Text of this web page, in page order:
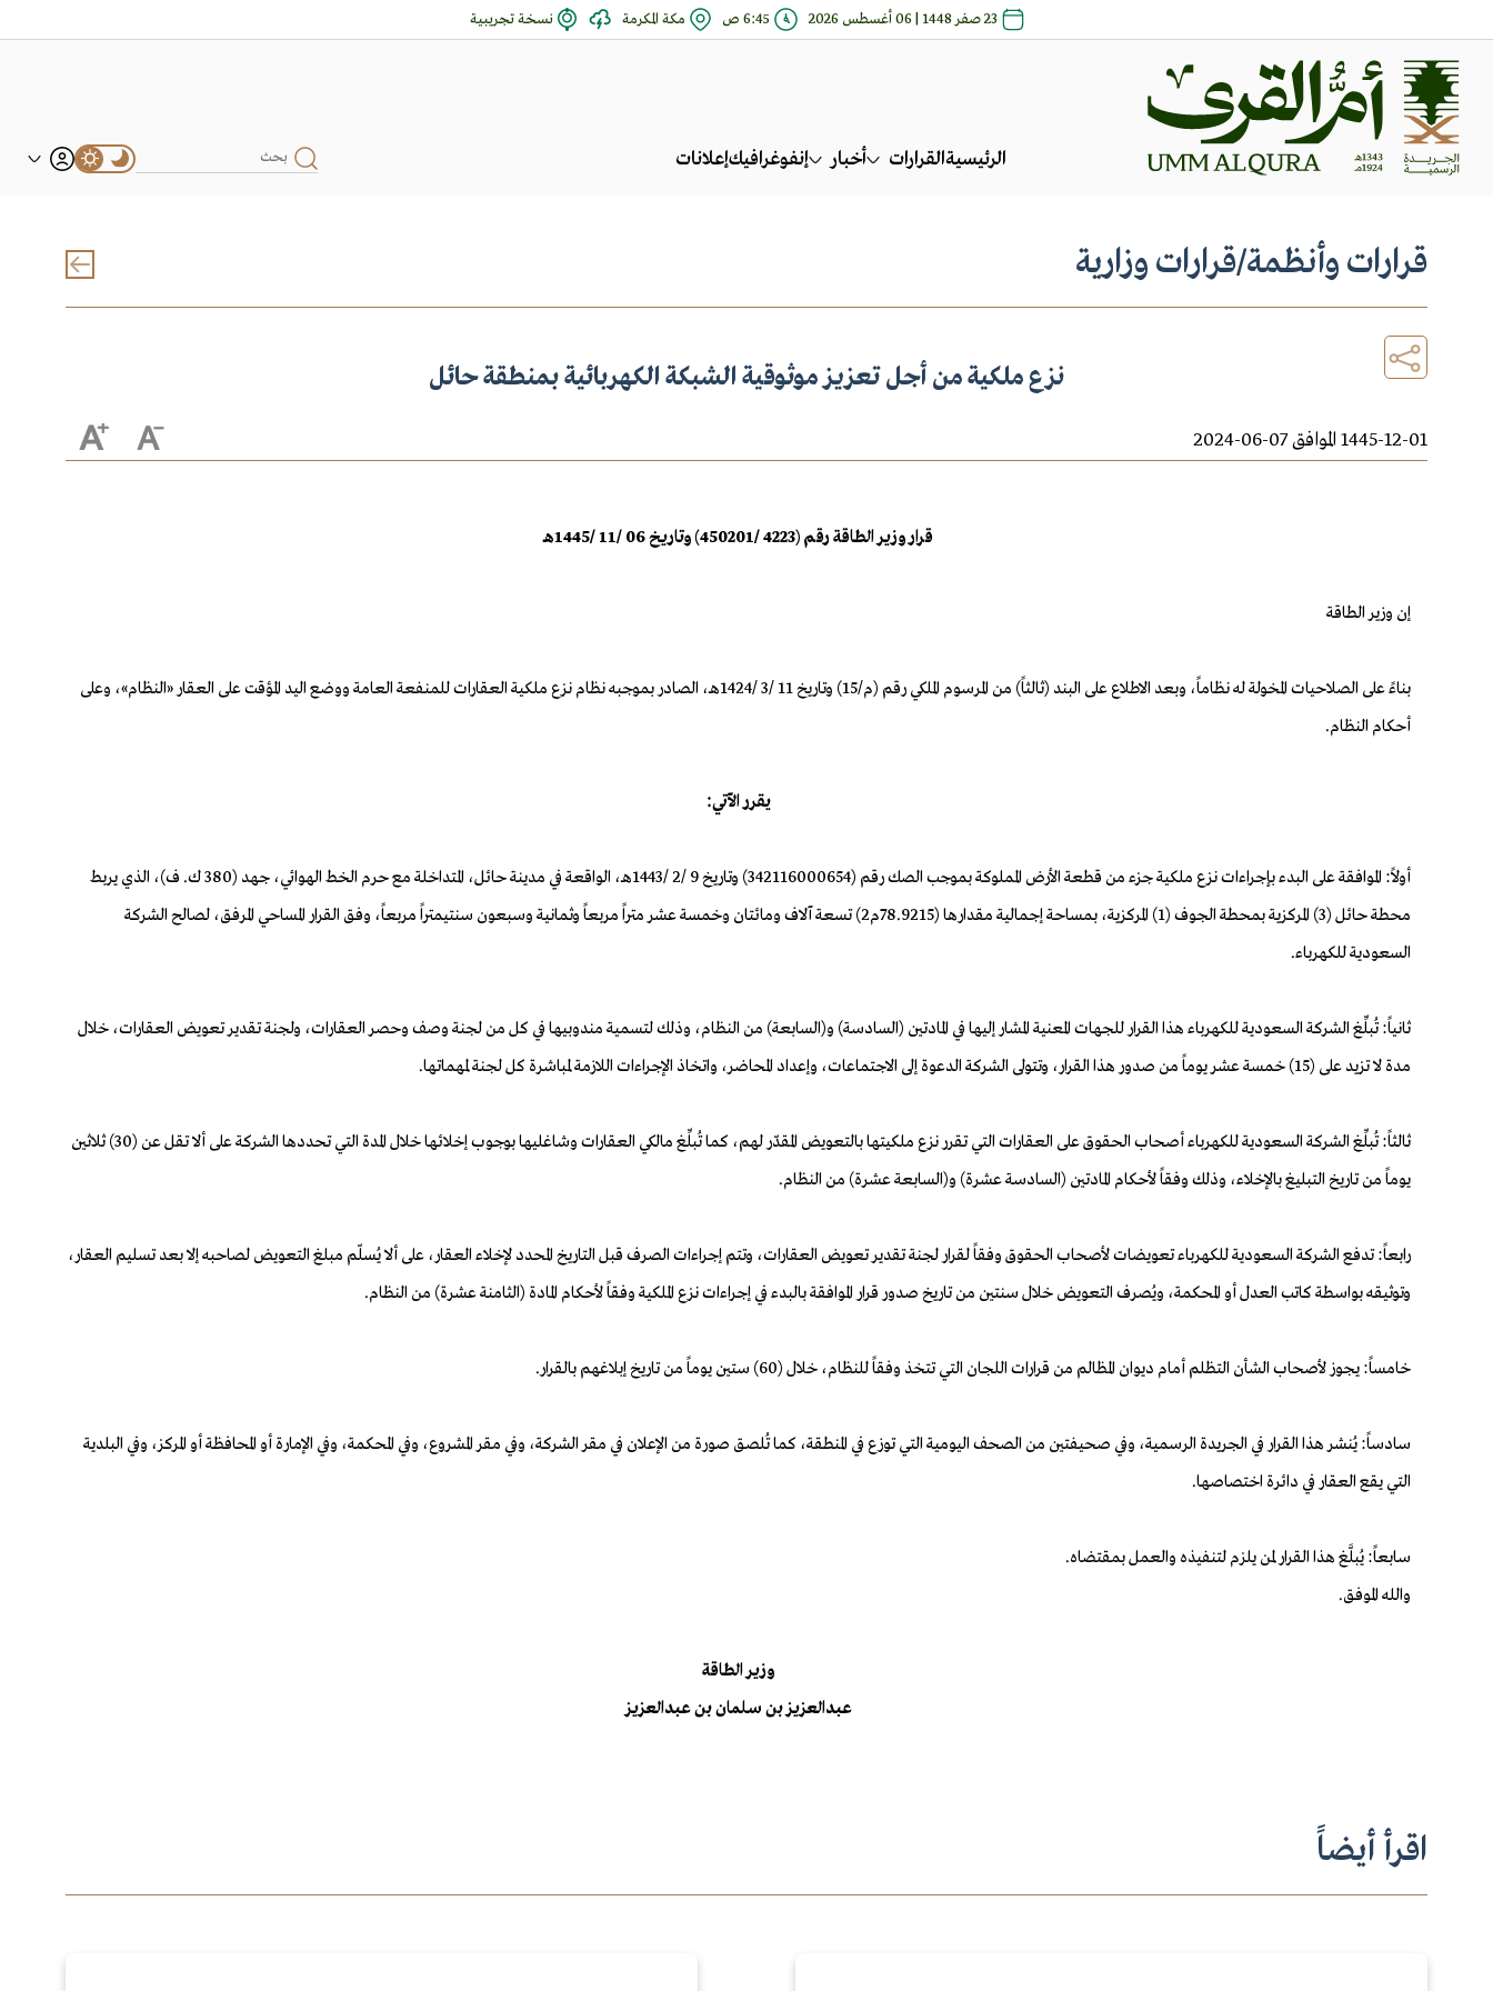
23 صفر 1448 | 06 أغسطس 2026 6:45 ص مكة المكرمة نسخة تجريبية
الرئيسيةالقرارات أخبار إنفوغرافيكإعلانات
قرارات وأنظمة/قرارات وزارية
نزع ملكية من أجل تعزيز موثوقية الشبكة الكهربائية بمنطقة حائل
1445-12-01 الموافق 07-06-2024
قرار وزير الطاقة رقم (4223 /450201) وتاريخ 06 /11 /1445هـ
إن وزير الطاقة
بناءً على الصلاحيات المخولة له نظاماً، وبعد الاطلاع على البند (ثالثاً) من المرسوم الملكي رقم (م/15) وتاريخ 11 /3 /1424هـ، الصادر بموجبه نظام نزع ملكية العقارات للمنفعة العامة ووضع اليد المؤقت على العقار «النظام»، وعلى
أحكام النظام.
يقرر الآتي:
أولاً: الموافقة على البدء بإجراءات نزع ملكية جزء من قطعة الأرض المملوكة بموجب الصك رقم (342116000654) وتاريخ 9 /2 /1443هـ، الواقعة في مدينة حائل، المتداخلة مع حرم الخط الهوائي، جهد (380 ك. ف)، الذي يربط
محطة حائل (3) المركزية بمحطة الجوف (1) المركزية، بمساحة إجمالية مقدارها (78.9215م2) تسعة آلاف ومائتان وخمسة عشر متراً مربعاً وثمانية وسبعون سنتيمتراً مربعاً، وفق القرار المساحي المرفق، لصالح الشركة
السعودية للكهرباء.
ثانياً: تُبلِّغ الشركة السعودية للكهرباء هذا القرار للجهات المعنية المشار إليها في المادتين (السادسة) و(السابعة) من النظام، وذلك لتسمية مندوبيها في كل من لجنة وصف وحصر العقارات، ولجنة تقدير تعويض العقارات، خلال
مدة لا تزيد على (15) خمسة عشر يوماً من صدور هذا القرار، وتتولى الشركة الدعوة إلى الاجتماعات، وإعداد المحاضر، واتخاذ الإجراءات اللازمة لمباشرة كل لجنة لمهماتها.
ثالثاً: تُبلِّغ الشركة السعودية للكهرباء أصحاب الحقوق على العقارات التي تقرر نزع ملكيتها بالتعويض المقدّر لهم، كما تُبلِّغ مالكي العقارات وشاغليها بوجوب إخلائها خلال المدة التي تحددها الشركة على ألا تقل عن (30) ثلاثين
يوماً من تاريخ التبليغ بالإخلاء، وذلك وفقاً لأحكام المادتين (السادسة عشرة) و(السابعة عشرة) من النظام.
رابعاً: تدفع الشركة السعودية للكهرباء تعويضات لأصحاب الحقوق وفقاً لقرار لجنة تقدير تعويض العقارات، وتتم إجراءات الصرف قبل التاريخ المحدد لإخلاء العقار، على ألا يُسلّم مبلغ التعويض لصاحبه إلا بعد تسليم العقار،
وتوثيقه بواسطة كاتب العدل أو المحكمة، ويُصرف التعويض خلال سنتين من تاريخ صدور قرار الموافقة بالبدء في إجراءات نزع الملكية وفقاً لأحكام المادة (الثامنة عشرة) من النظام.
خامساً: يجوز لأصحاب الشأن التظلم أمام ديوان المظالم من قرارات اللجان التي تتخذ وفقاً للنظام، خلال (60) ستين يوماً من تاريخ إبلاغهم بالقرار.
سادساً: يُنشر هذا القرار في الجريدة الرسمية، وفي صحيفتين من الصحف اليومية التي توزع في المنطقة، كما تُلصق صورة من الإعلان في مقر الشركة، وفي مقر المشروع، وفي المحكمة، وفي الإمارة أو المحافظة أو المركز، وفي البلدية
التي يقع العقار في دائرة اختصاصها.
سابعاً: يُبلَّغ هذا القرار لمن يلزم لتنفيذه والعمل بمقتضاه.
والله الموفق.
وزير الطاقة
عبدالعزيز بن سلمان بن عبدالعزيز
اقرأ أيضاً